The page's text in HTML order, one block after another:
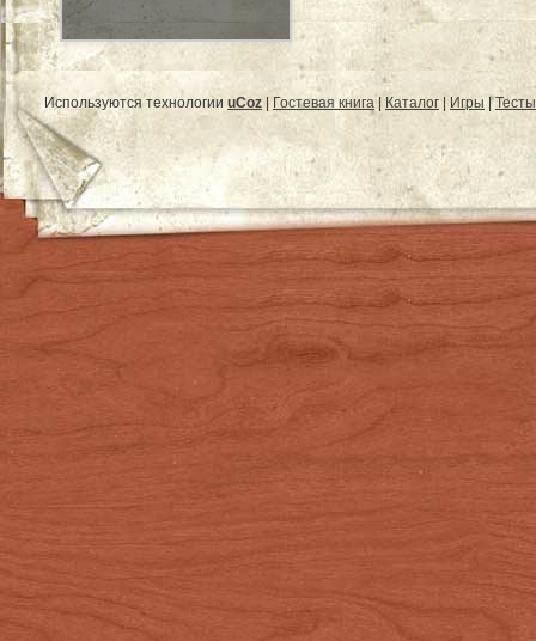
Используются технологии uCoz Гостевая книга| Каталог Игры |Тесты